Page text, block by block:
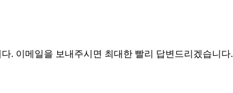
. 이메일을 보내주시면 최대한 빨리 답변드리겠습니다.